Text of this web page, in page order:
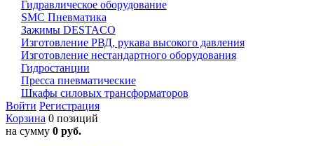
Гидравлическое оборудование
SMC Пневматика
Зажимы DESTACO
Изготовление РВД, рукава высокого давления
Изготовление нестандартного оборудования
Гидростанции
Пресса пневматические
Шкафы силовых трансформаторов
Войти Регистрация
Корзина 0 позиций
на сумму 0 руб.